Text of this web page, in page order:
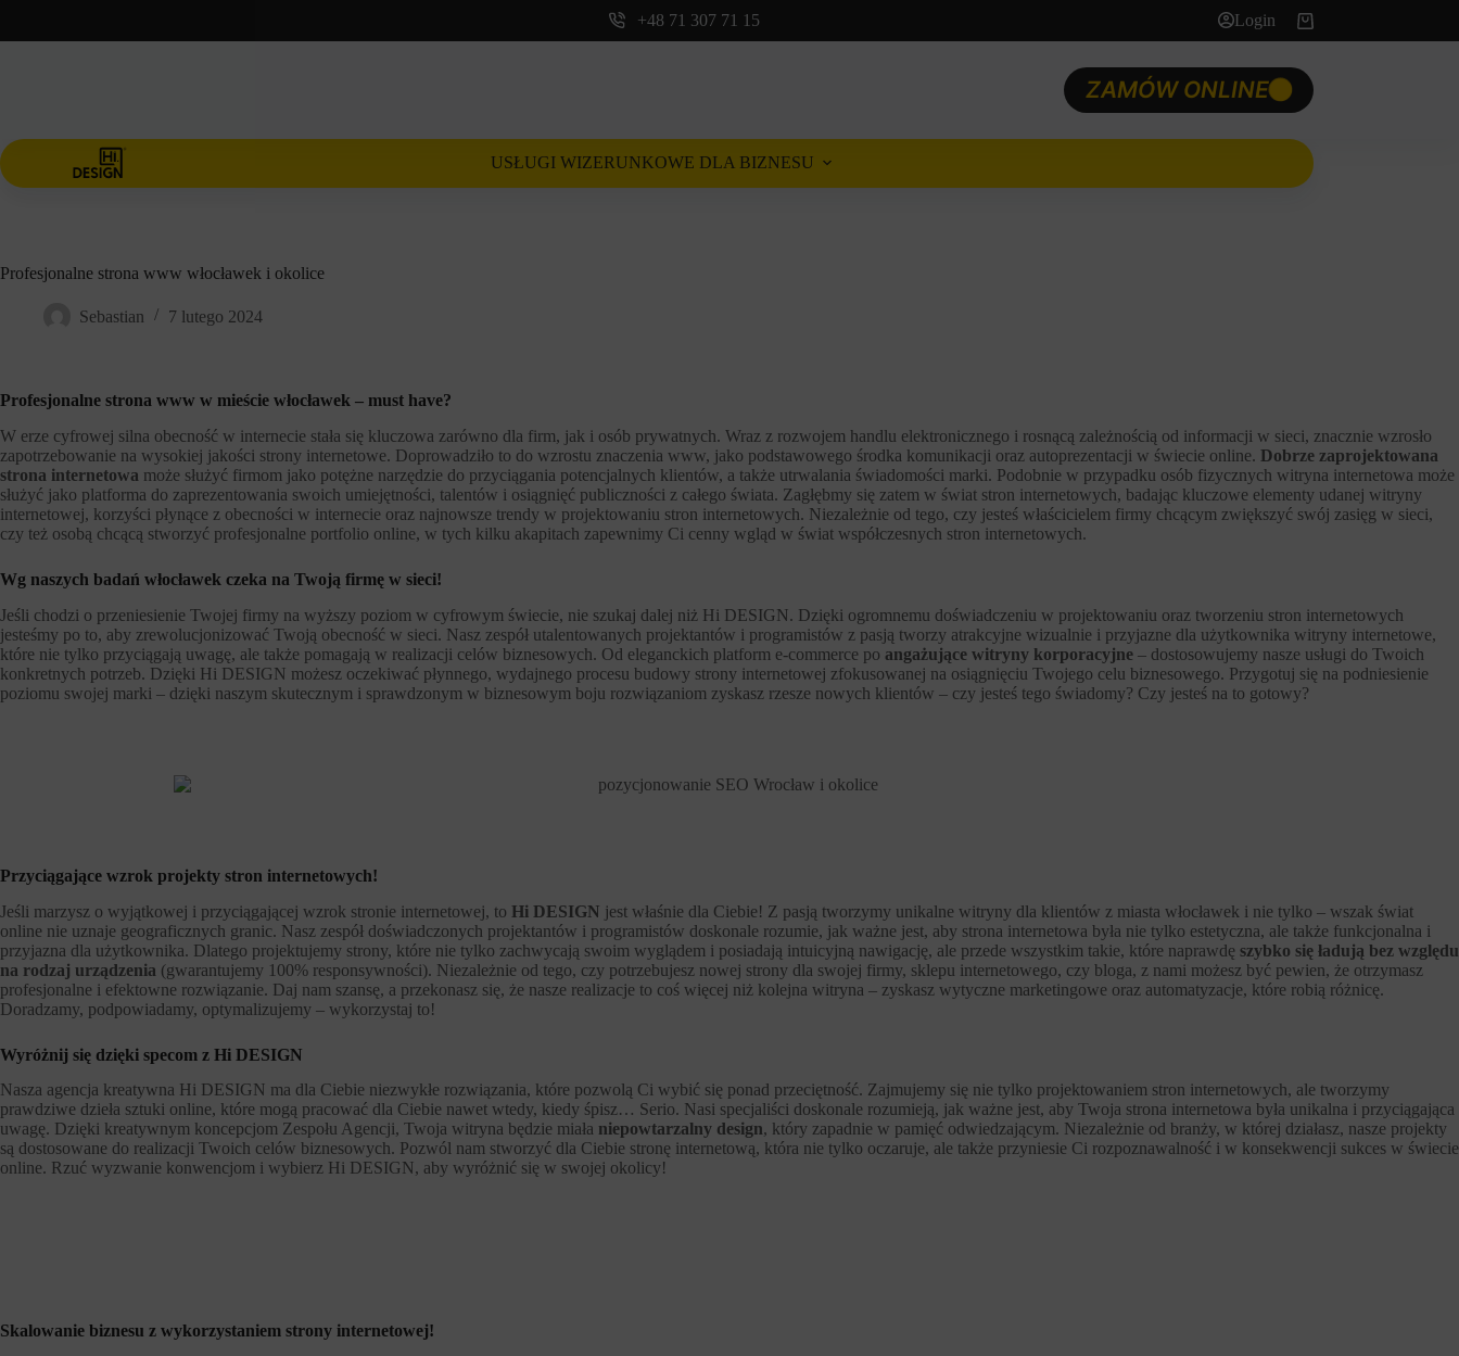
treści
+48 71 307 71 15 Login Koszyk
ZAMÓW ONLINE
USŁUGI WIZERUNKOWE DLA BIZNESU
Profesjonalne strona www włocławek i okolice
Sebastian 7 lutego 2024
Profesjonalne strona www w mieście włocławek – must have?
W erze cyfrowej silna obecność w internecie stała się kluczowa zarówno dla firm, jak i osób prywatnych. Wraz z rozwojem handlu elektronicznego i rosnącą zależnością od informacji w sieci, znacznie wzrosło
zapotrzebowanie na wysokiej jakości strony internetowe. Doprowadziło to do wzrostu znaczenia www, jako podstawowego środka komunikacji oraz autoprezentacji w świecie online. Dobrze zaprojektowana
strona internetowa może służyć firmom jako potężne narzędzie do przyciągania potencjalnych klientów, a także utrwalania świadomości marki. Podobnie w przypadku osób fizycznych witryna internetowa może
służyć jako platforma do zaprezentowania swoich umiejętności, talentów i osiągnięć publiczności z całego świata. Zagłębmy się zatem w świat stron internetowych, badając kluczowe elementy udanej witryny
internetowej, korzyści płynące z obecności w internecie oraz najnowsze trendy w projektowaniu stron internetowych. Niezależnie od tego, czy jesteś właścicielem firmy chcącym zwiększyć swój zasięg w sieci,
czy też osobą chcącą stworzyć profesjonalne portfolio online, w tych kilku akapitach zapewnimy Ci cenny wgląd w świat współczesnych stron internetowych.
Wg naszych badań włocławek czeka na Twoją firmę w sieci!
Jeśli chodzi o przeniesienie Twojej firmy na wyższy poziom w cyfrowym świecie, nie szukaj dalej niż Hi DESIGN. Dzięki ogromnemu doświadczeniu w projektowaniu oraz tworzeniu stron internetowych
jesteśmy po to, aby zrewolucjonizować Twoją obecność w sieci. Nasz zespół utalentowanych projektantów i programistów z pasją tworzy atrakcyjne wizualnie i przyjazne dla użytkownika witryny internetowe,
które nie tylko przyciągają uwagę, ale także pomagają w realizacji celów biznesowych. Od eleganckich platform e-commerce po angażujące witryny korporacyjne – dostosowujemy nasze usługi do Twoich
konkretnych potrzeb. Dzięki Hi DESIGN możesz oczekiwać płynnego, wydajnego procesu budowy strony internetowej zfokusowanej na osiągnięciu Twojego celu biznesowego. Przygotuj się na podniesienie
poziomu swojej marki – dzięki naszym skutecznym i sprawdzonym w biznesowym boju rozwiązaniom zyskasz rzesze nowych klientów – czy jesteś tego świadomy? Czy jesteś na to gotowy?
Przyciągające wzrok projekty stron internetowych!
Jeśli marzysz o wyjątkowej i przyciągającej wzrok stronie internetowej, to Hi DESIGN jest właśnie dla Ciebie! Z pasją tworzymy unikalne witryny dla klientów z miasta włocławek i nie tylko – wszak świat
online nie uznaje geograficznych granic. Nasz zespół doświadczonych projektantów i programistów doskonale rozumie, jak ważne jest, aby strona internetowa była nie tylko estetyczna, ale także funkcjonalna i
przyjazna dla użytkownika. Dlatego projektujemy strony, które nie tylko zachwycają swoim wyglądem i posiadają intuicyjną nawigację, ale przede wszystkim takie, które naprawdę szybko się ładują bez względu
na rodzaj urządzenia (gwarantujemy 100% responsywności). Niezależnie od tego, czy potrzebujesz nowej strony dla swojej firmy, sklepu internetowego, czy bloga, z nami możesz być pewien, że otrzymasz
profesjonalne i efektowne rozwiązanie. Daj nam szansę, a przekonasz się, że nasze realizacje to coś więcej niż kolejna witryna – zyskasz wytyczne marketingowe oraz automatyzacje, które robią różnicę.
Doradzamy, podpowiadamy, optymalizujemy – wykorzystaj to!
Wyróżnij się dzięki specom z Hi DESIGN
Nasza agencja kreatywna Hi DESIGN ma dla Ciebie niezwykłe rozwiązania, które pozwolą Ci wybić się ponad przeciętność. Zajmujemy się nie tylko projektowaniem stron internetowych, ale tworzymy
prawdziwe dzieła sztuki online, które mogą pracować dla Ciebie nawet wtedy, kiedy śpisz… Serio. Nasi specjaliści doskonale rozumieją, jak ważne jest, aby Twoja strona internetowa była unikalna i przyciągająca
uwagę. Dzięki kreatywnym koncepcjom Zespołu Agencji, Twoja witryna będzie miała niepowtarzalny design, który zapadnie w pamięć odwiedzającym. Niezależnie od branży, w której działasz, nasze projekty
są dostosowane do realizacji Twoich celów biznesowych. Pozwól nam stworzyć dla Ciebie stronę internetową, która nie tylko oczaruje, ale także przyniesie Ci rozpoznawalność i w konsekwencji sukces w świecie
online. Rzuć wyzwanie konwencjom i wybierz Hi DESIGN, aby wyróżnić się w swojej okolicy!
Skalowanie biznesu z wykorzystaniem strony internetowej!